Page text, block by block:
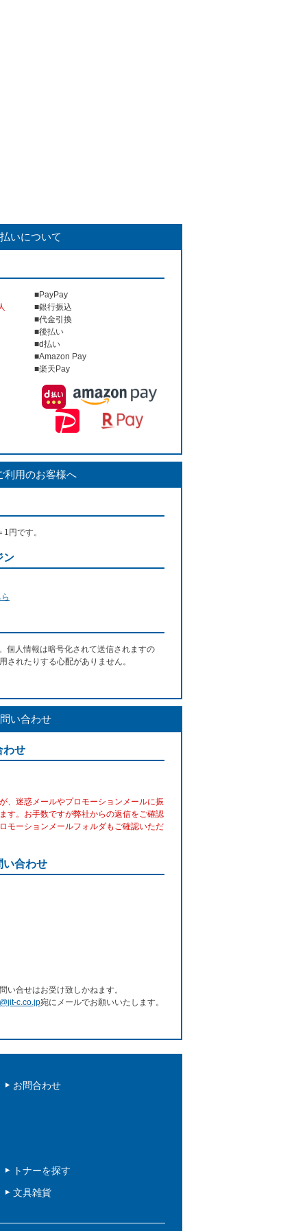
いについて
■PayPay
■銀行振込
■代金引換
■後払い
■d払い
■Amazon Pay
■楽天Pay
利用のお客様へ
円です。
ン
個人情報は暗号化されて送信されますの
されたりする心配がありません。
い合わせ
わせ
、迷惑メールやプロモーションメールに振
す。お手数ですが弊社からの返信をご確認
モーションメールフォルダもご確認いただ
い合わせ
い合せはお受け致しかねます。
c.co.jp宛にメールでお願いいたします。
お問合わせ
トナーを探す
文具雑貨